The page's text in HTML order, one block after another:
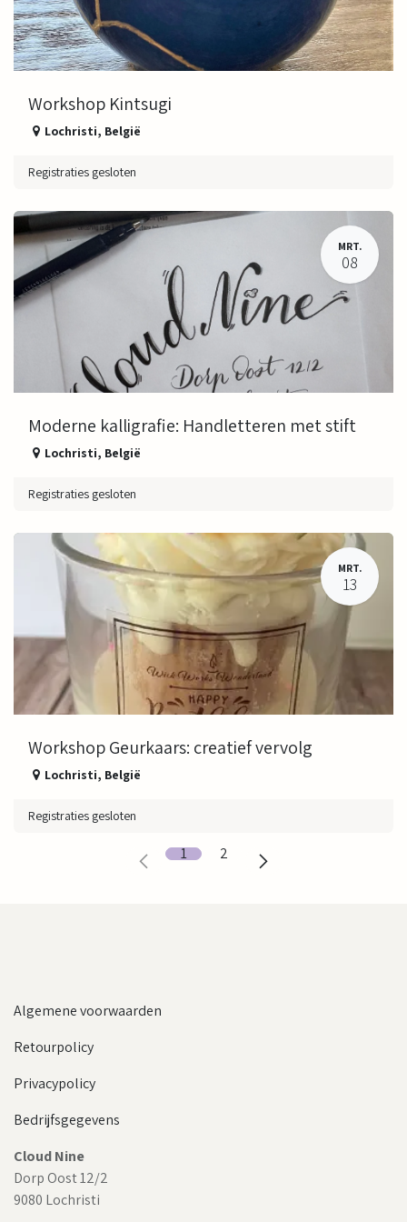
Workshop Kintsugi
Lochristi, België
Registraties gesloten
MRT.
08
Moderne kalligrafie: Handletteren met stift
Lochristi, België
Registraties gesloten
MRT.
13
Workshop Geurkaars: creatief vervolg
Lochristi, België
Registraties gesloten
1 2
Algemene voorwaarden
Retourpolicy
Privacypolicy
Bedrijfsgegevens
Cloud Nine
Dorp Oost 12/2
9080 Lochristi